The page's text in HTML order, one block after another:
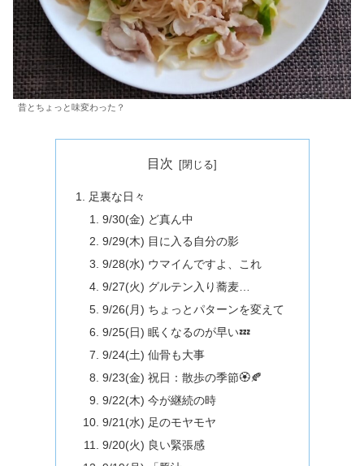
昔とちょっと味変わった？
目次
足裏な日々
9/30(金) ど真ん中
9/29(木) 目に入る自分の影
9/28(水) ウマイんですよ、これ
9/27(火) グルテン入り蕎麦…
9/26(月) ちょっとパターンを変えて
9/25(日) 眠くなるのが早い💤
9/24(土) 仙骨も大事
9/23(金) 祝日：散歩の季節🏵️🍂
9/22(木) 今が継続の時
9/21(水) 足のモヤモヤ
9/20(火) 良い緊張感